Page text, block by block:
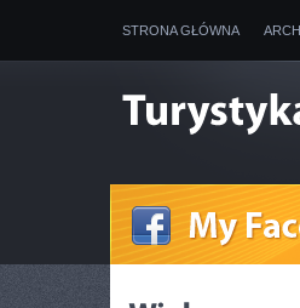
STRONA GŁÓWNA